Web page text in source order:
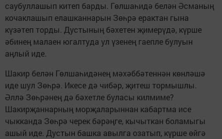
саубуллашып китеп барды. Гөлшаһидә белән Әсманың
кочаклашып елашканнарын Зөһрә ерактан гына
күзәтеп торды. Дустының бәхетен җимерүдә, күрше
әбинең малаен югалтуда ул үзенең гаепле булуын
аңлый иде.
Шакир белән Гөлшаһидәнең мәхәббәтеннән көнләшә
иде шул Зөһрә. Икесе дә чибәр, җитеш тормышлы.
Әллә Зөһрәнең дә бәхетле буласы килмиме?
Шакирҗаннарның морҗаларыннан кабартма исе
чыкканда Зөһрә черек бәрәңге, кычыткан боламыгы
ашый иде. Дустын башка авылга озатып, күрше өйгә